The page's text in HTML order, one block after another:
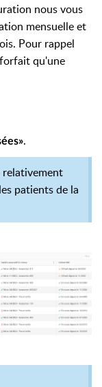
nous vous
mensuelle et
Pour rappel
qu'une
.
relativement
patients de la